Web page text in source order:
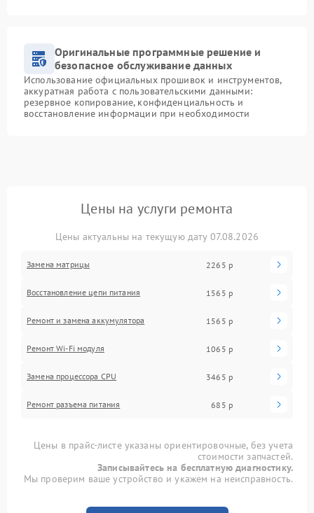
Оригинальные программные решение и
безопасное обслуживание данных
Использование официальных прошивок и инструментов,
аккуратная работа с пользовательскими данными:
резервное копирование, конфиденциальность и
восстановление информации при необходимости
Цены на услуги ремонта
Цены актуальны на текущую дату 07.08.2026
Замена матрицы 2265 р
Восстановление цепи питания 1565 р
Ремонт и замена аккумулятора 1565 р
Ремонт Wi-Fi модуля 1065 р
Замена процессора CPU 3465 р
Ремонт разъема питания 685 р
Цены в прайс-листе указаны ориентировочные, без учета
стоимости запчастей.
Записывайтесь на бесплатную диагностику.
Мы проверим ваше устройство и укажем на неисправность.